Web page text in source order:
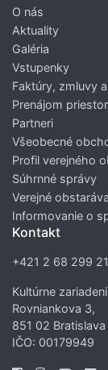
O nás
Aktuality
Galéria
Vstupenky
Faktúry, zmluvy
Prenájom
Partneri
Všeobecné
Profil verejného
Súhrnné správy
Verejné
Informovanie o
Kontakt
+421 2 68 299
Kultúrne
Rovniankova 3,
851 02 Bratislava
IČO: 00179949